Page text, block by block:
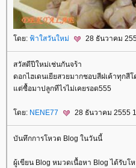
ดย: ฟ้าใสวันใหม่ 28 ธันวาคม
สวัสดีปีใหม่เช่นกันจร้า
ดอกไฮเดนเยียสวยมากชอบสีฝเค้าทุกสี
ต่ซื้อมาปลูกทีไรไม่เคยรอด555
ดย: NENE77 28 ธันวาคม 2555
บันทึกการโหวต Blog ในวันนี้
ผู้เขียน Blog หมวดเนื้อหา Blog ได้รับโ